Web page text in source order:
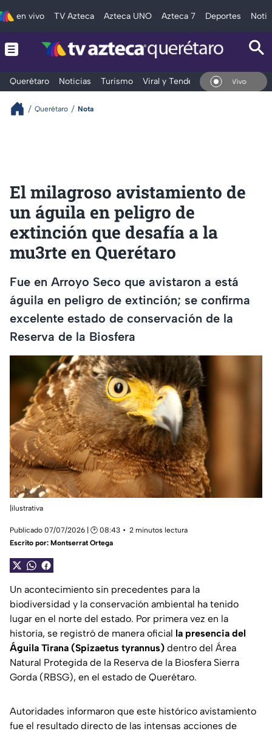
en vivo TV Azteca Azteca UNO Azteca 7 Deportes
Querétaro Noticias Turismo Viral y Tendencia Clima
En Vivo
Querétaro Nota
El milagroso avistamiento de
un águila en peligro de
extinción que desafía a la
mu3rte en Querétaro
Fue en Arroyo Seco que avistaron a está
águila en peligro de extinción; se confirma
excelente estado de conservación de la
Reserva de la Biosfera
|ilustrativa
Publicado 07/07/2026 | 🕑 08:43
2 minutos lectura
Escrito por: Montserrat Ortega
Un acontecimiento sin precedentes para la
biodiversidad y la conservación ambiental ha tenido
lugar en el norte del estado. Por primera vez en la
historia, se registró de manera oficial la presencia del
Águila Tirana (Spizaetus tyrannus) dentro del Área
Natural Protegida de la Reserva de la Biosfera Sierra
Gorda (RBSG), en el estado de Querétaro.
Autoridades informaron que este histórico avistamiento
fue el resultado directo de las intensas acciones de